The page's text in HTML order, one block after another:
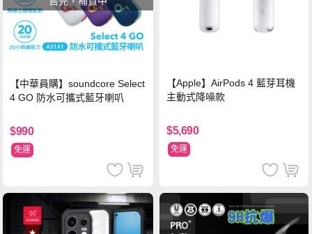
【中華員購】soundcore Select
4 GO 防水可攜式藍牙喇叭
$990
免運
【Apple】AirPods 4 藍芽耳機
主動式降噪款
$5,690
免運